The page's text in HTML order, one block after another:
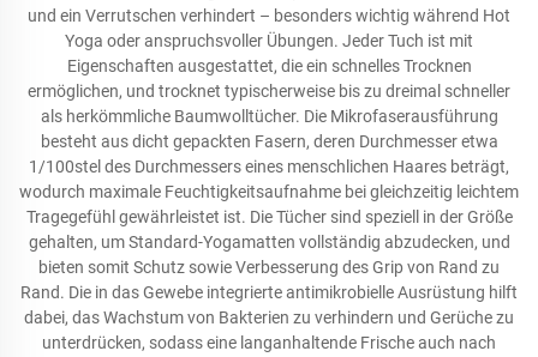
und ein Verrutschen verhindert – besonders wichtig während Hot
Yoga oder anspruchsvoller Übungen. Jeder Tuch ist mit
Eigenschaften ausgestattet, die ein schnelles Trocknen
ermöglichen, und trocknet typischerweise bis zu dreimal schneller
als herkömmliche Baumwolltücher. Die Mikrofaserausführung
besteht aus dicht gepackten Fasern, deren Durchmesser etwa
1/100stel des Durchmessers eines menschlichen Haares beträgt,
wodurch maximale Feuchtigkeitsaufnahme bei gleichzeitig leichtem
Tragegefühl gewährleistet ist. Die Tücher sind speziell in der Größe
gehalten, um Standard-Yogamatten vollständig abzudecken, und
bieten somit Schutz sowie Verbesserung des Grip von Rand zu
Rand. Die in das Gewebe integrierte antimikrobielle Ausrüstung hilft
dabei, das Wachstum von Bakterien zu verhindern und Gerüche zu
unterdrücken, sodass eine langanhaltende Frische auch nach